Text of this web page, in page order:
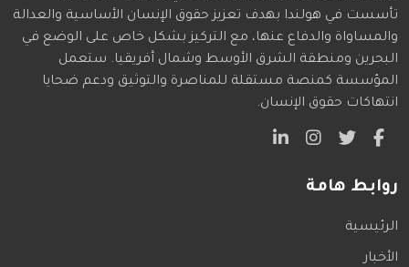
تأسست في هولندا بهدف تعزيز حقوق الإنسان الأساسية والعدالة
والمساواة والدفاع عنها، مع التركيز بشكل خاص على الوضع في
البحرين ومنطقة الشرق الأوسط وشمال أفريقيا. ستعمل
المؤسسة كمنصة مستقلة للمناصرة والتوثيق ودعم ضحايا
انتهاكات حقوق الإنسان.
روابط هامة
الرئيسية
الأخبار